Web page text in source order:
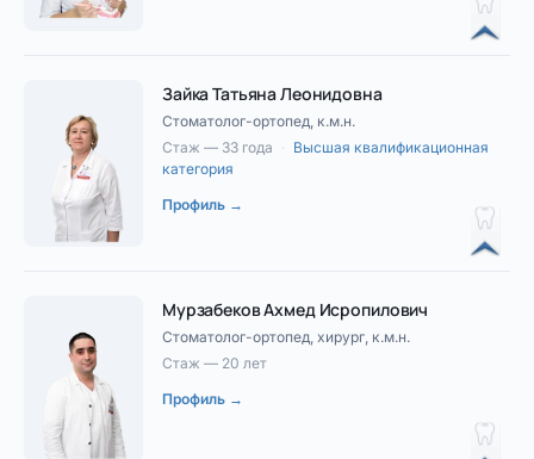
Зайка Татьяна Леонидовна
Стоматолог-ортопед, к.м.н.
Стаж — 33 года · Высшая квалификационная
категория
Профиль →
Мурзабеков Ахмед Исропилович
Стоматолог-ортопед, хирург, к.м.н.
Стаж — 20 лет
Профиль →